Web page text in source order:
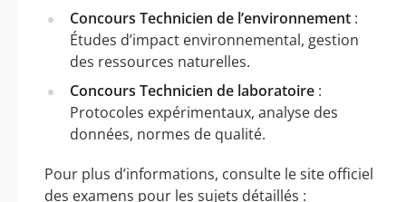
Concours Technicien de l’environnement :
Études d’impact environnemental, gestion
des ressources naturelles.
Concours Technicien de laboratoire :
Protocoles expérimentaux, analyse des
données, normes de qualité.
Pour plus d’informations, consulte le site officiel
des examens pour les sujets détaillés :